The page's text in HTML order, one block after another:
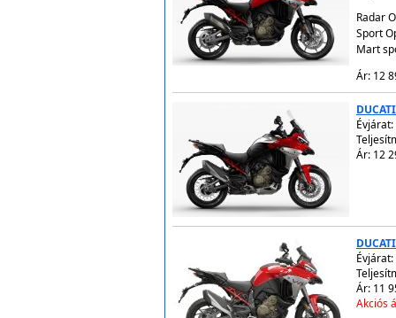
Radar
Sport
Mart
Ár: 12
Évjárat:
Ár: 12
Évjárat:
Ár: 11
Akciós